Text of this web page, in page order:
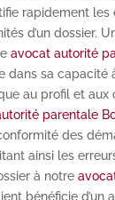
rapidement les
d’un dossier.
avocat autorité
dans sa capacité
au profil et aux
parentale
des
ainsi les
à notre
bénéficie d’un